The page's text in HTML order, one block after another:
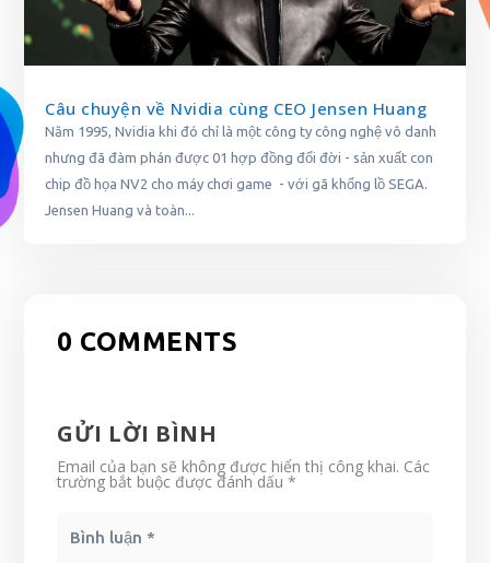
Câu chuyện về Nvidia cùng CEO Jensen Huang
Năm 1995, Nvidia khi đó chỉ là một công ty công nghệ vô danh
nhưng đã đàm phán được 01 hợp đồng đổi đời - sản xuất con
chip đồ họa NV2 cho máy chơi game - với gã khổng lồ SEGA.
Jensen Huang và toàn...
0 COMMENTS
GỬI LỜI BÌNH
Email của bạn sẽ không được hiển thị công khai. Các
trường bắt buộc được đánh dấu*